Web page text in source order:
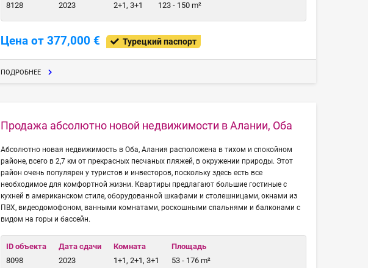
8128
2023
2+1, 3+1
123 - 150 m²
Цена от 377,000 € Турецкий паспорт
ПОДРОБНЕЕ
Продажа абсолютно новой недвижимости в Алании, Оба
Абсолютно новая недвижимость в Оба, Алания расположена в тихом и спокойном
районе, всего в 2,7 км от прекрасных песчаных пляжей, в окружении природы. Этот
район очень популярен у туристов и инвесторов, поскольку здесь есть все
необходимое для комфортной жизни. Квартиры предлагают большие гостиные с
кухней в американском стиле, оборудованной шкафами и столешницами, окнами из
ПВХ, видеодомофоном, ванными комнатами, роскошными спальнями и балконами с
видом на горы и бассейн.
ID объекта
8098
Дата сдачи
2023
Комната
1+1, 2+1, 3+1
Площадь
53 - 176 m²